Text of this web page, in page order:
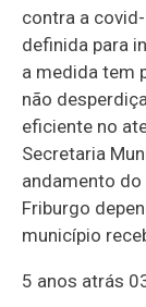
contra a
definida para
a medida tem
não
eficiente no
Secretaria
andamento
Friburgo
município
5 anos atrás